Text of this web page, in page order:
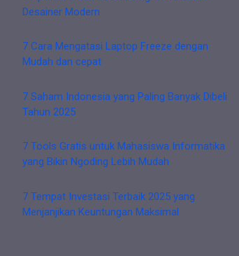
Desainer Modern
7 Cara Mengatasi Laptop Freeze dengan
Mudah dan cepat
7 Saham Indonesia yang Paling Banyak Dibeli
Tahun 2025
7 Tools Gratis untuk Mahasiswa Informatika
yang Bikin Ngoding Lebih Mudah
7 Tempat Investasi Terbaik 2025 yang
Menjanjikan Keuntungan Maksimal